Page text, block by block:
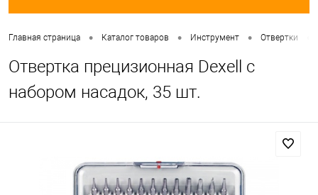
Главная страница • Каталог товаров • Инструмент • Отвертки
Отвертка прецизионная Dexell с
набором насадок, 35 шт.